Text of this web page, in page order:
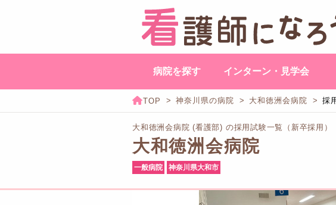
病院を探す インターン・見学会
神奈川県の病院 大和徳洲会病院 採
大和徳洲会病院 (看護部) の採用試験一覧（新卒採用）
大和徳洲会病院
一般病院 神奈川県大和市